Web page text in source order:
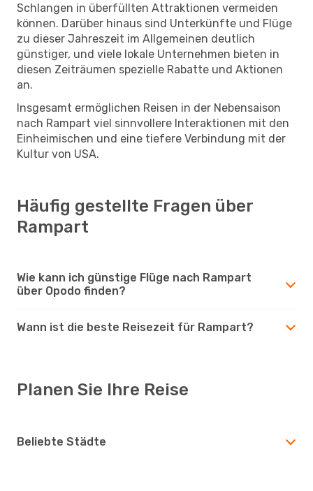
Schlangen in überfüllten Attraktionen vermeiden
können. Darüber hinaus sind Unterkünfte und Flüge
zu dieser Jahreszeit im Allgemeinen deutlich
günstiger, und viele lokale Unternehmen bieten in
diesen Zeiträumen spezielle Rabatte und Aktionen
an.
Insgesamt ermöglichen Reisen in der Nebensaison
nach Rampart viel sinnvollere Interaktionen mit den
Einheimischen und eine tiefere Verbindung mit der
Kultur von USA.
Häufig gestellte Fragen über
Rampart
Wie kann ich günstige Flüge nach Rampart
über Opodo finden?
Wann ist die beste Reisezeit für Rampart?
Planen Sie Ihre Reise
Beliebte Städte